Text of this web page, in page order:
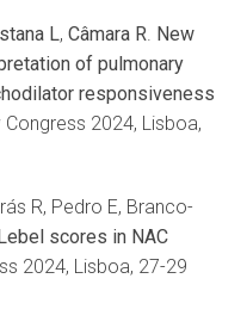
L, Câmara R. New
of pulmonary
responsiveness
2024, Lisboa,
R, Pedro E, Branco-
scores in NAC
2024, Lisboa, 27-29